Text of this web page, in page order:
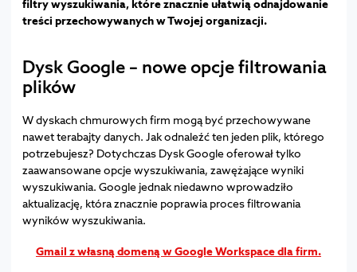
filtry wyszukiwania, które znacznie ułatwią odnajdowanie
treści przechowywanych w Twojej organizacji.
Dysk Google – nowe opcje filtrowania
plików
W dyskach chmurowych firm mogą być przechowywane
nawet terabajty danych. Jak odnaleźć ten jeden plik, którego
potrzebujesz? Dotychczas Dysk Google oferował tylko
zaawansowane opcje wyszukiwania, zawężające wyniki
wyszukiwania. Google jednak niedawno wprowadziło
aktualizację, która znacznie poprawia proces filtrowania
wyników wyszukiwania.
Gmail z własną domeną w Google Workspace dla firm.